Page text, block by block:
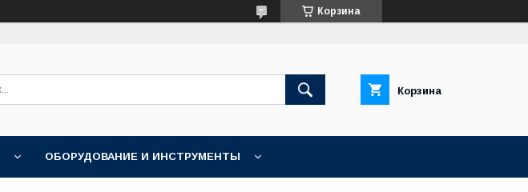
Корзина
Корзина
ОБОРУДОВАНИЕ И ИНСТРУМЕНТЫ